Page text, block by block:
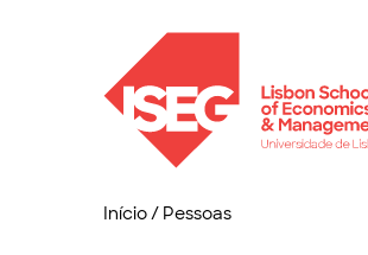
Início/ Pessoas